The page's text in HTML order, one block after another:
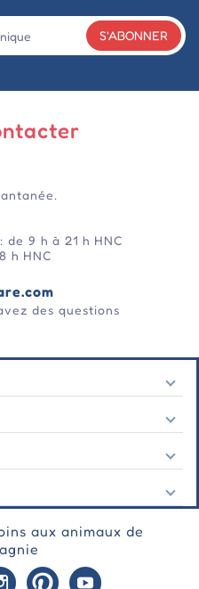
S'ABONNER
9 h à 21 h HNC
h HNC
des questions
aux animaux de